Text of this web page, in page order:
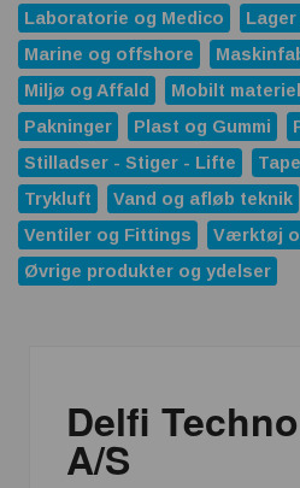
Laboratorie og Medico
Marine og offshore
Miljø og Affald
Mobilt materiel
Pakninger
Plast og Gummi
Stilladser - Stiger - Lifte
Tape
Trykluft
Vand og afløb teknik
Ventiler og Fittings
Værktøj
Øvrige produkter og ydelser
Delfi
A/S